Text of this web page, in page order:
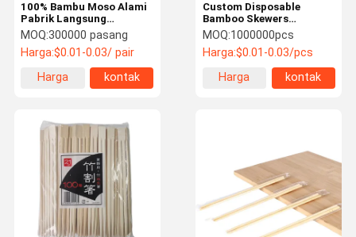
Custom Disposable
Bamboo Skewers
Compostable Serbaguna
Penggunaan Tahan
Panas
MOQ:1000000pcs
Harga:$0.01-0.03/pcs
Harga
kontak
100% Bambu Moso Alami
Pabrik Langsung
Kemasan Sumpit Bambu
Alami Stik Sushi Sumpit
Makanan Jepang dan
Cocok untuk Restoran
MOQ:300000 pasang
Harga:$0.01-0.03/ pair
Harga
kontak